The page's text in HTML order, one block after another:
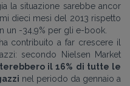
la situazione sarebbe ancor
dieci mesi del 2013 rispetto
un -34,9% per gli e-book.
contribuito a far crescere il
secondo Nielsen Market
il 16% di tutte le
nel periodo da gennaio a